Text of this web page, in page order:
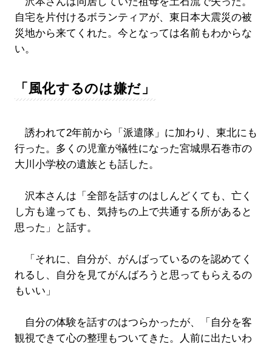
自宅を片付けるボランティアが、東日本大震災の被
災地から来てくれた。今となっては名前もわからな
い。
「風化するのは嫌だ」
誘われて2年前から「派遣隊」に加わり、東北にも
行った。多くの児童が犠牲になった宮城県石巻市の
大川小学校の遺族とも話した。
沢本さんは「全部を話すのはしんどくても、亡く
し方も違っても、気持ちの上で共通する所があると
思った」と話す。
「それに、自分が、がんばっているのを認めてく
れるし、自分を見てがんばろうと思ってもらえるの
もいい」
自分の体験を話すのはつらかったが、「自分を客
観視できて心の整理もついてきた。人前に出たいわ